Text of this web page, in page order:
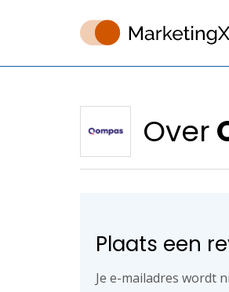
Over
Plaats een
Je e-mailadres wordt